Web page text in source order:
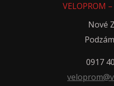
VELOPROM
Nové
0917